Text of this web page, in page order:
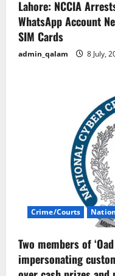
Lahore: NCCIA
WhatsApp Account
SIM Cards
admin_qalam 8 July,
Crime/Courts
Two members of
impersonating